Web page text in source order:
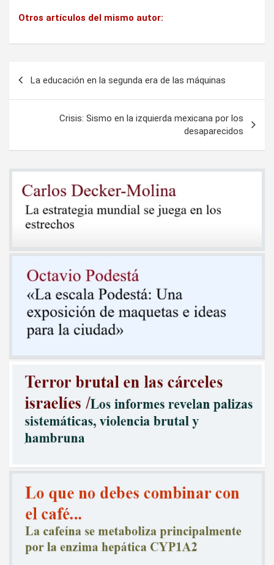
Otros artículos del mismo autor:
entradas
La educación en la segunda era de las máquinas
Crisis: Sismo en la izquierda mexicana por los
desaparecidos